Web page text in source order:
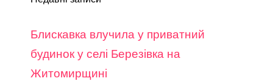
Блискавка влучила у приватний
будинок у селі Березівка на
Житомирщині